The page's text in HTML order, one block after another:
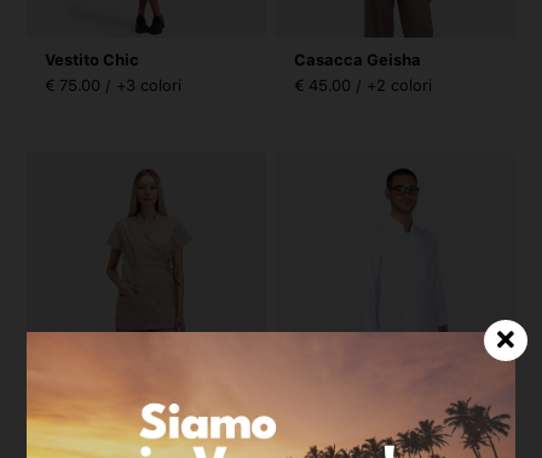
Vestito Chic
€ 75.00 / +3 colori
Casacca Geisha
€ 45.00 / +2 colori
Casacca Geisha
€ 45.00 / +2 colori
Giacca Boss Microfibra
€ 45.00 / +2 colori